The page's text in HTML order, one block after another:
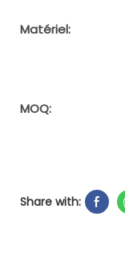
Matériel:
MOQ:
Share with: